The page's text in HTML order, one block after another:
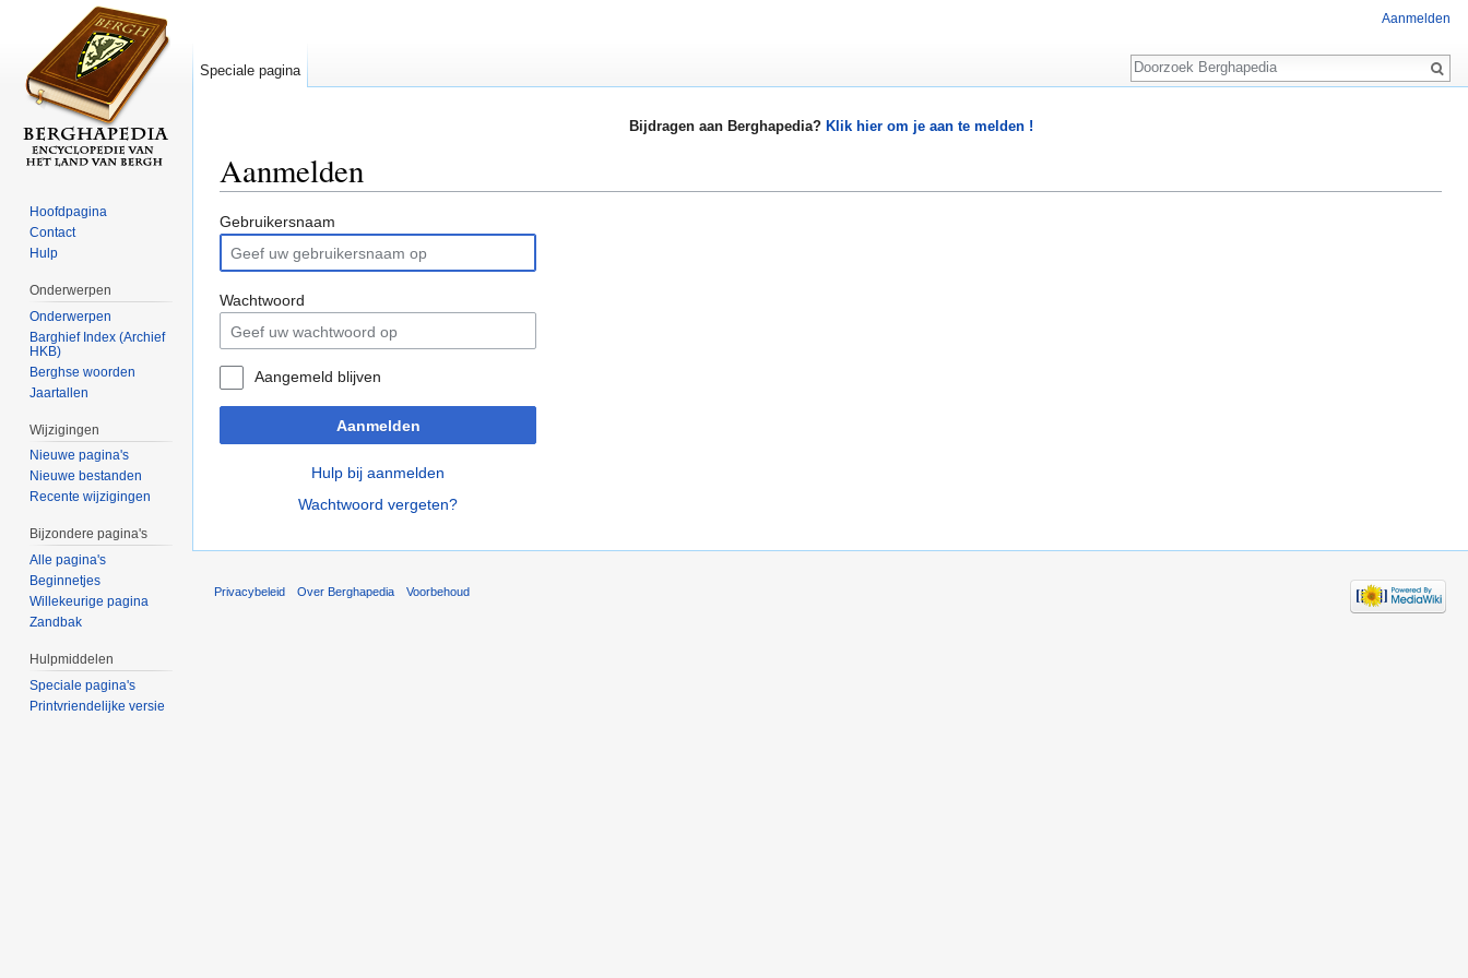
Bijdragen aan Berghapedia? Klik hier om je aan te melden !
Aanmelden
Gebruikersnaam
Wachtwoord
Aangemeld blijven
Aanmelden
Hulp bij aanmelden
Wachtwoord vergeten?
Aanmelden
Speciale pagina
Zoeken
Hoofdpagina
Contact
Hulp
Onderwerpen
Onderwerpen
Barghief Index (Archief
HKB)
Berghse woorden
Jaartallen
Wijzigingen
Nieuwe pagina's
Nieuwe bestanden
Recente wijzigingen
Bijzondere pagina's
Alle pagina's
Beginnetjes
Willekeurige pagina
Zandbak
Hulpmiddelen
Speciale pagina's
Printvriendelijke versie
Privacybeleid Over Berghapedia Voorbehoud